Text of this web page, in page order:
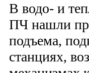
В водо- и
ПЧ нашли
подъема,
станциях,